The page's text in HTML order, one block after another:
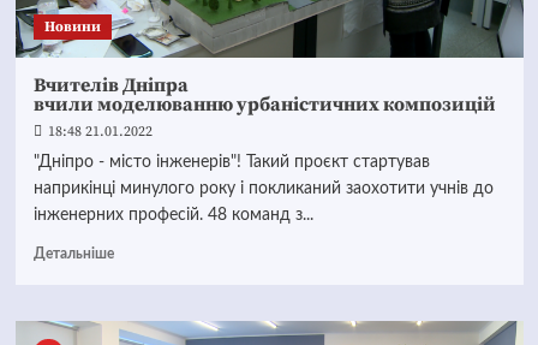
Новини
Вчителів Дніпра
вчили моделюванню урбаністичних композицій
18:48 21.01.2022
"Дніпро - місто інженерів"! Такий проєкт стартував
наприкінці минулого року і покликаний заохотити учнів до
інженерних професій. 48 команд з...
Детальніше